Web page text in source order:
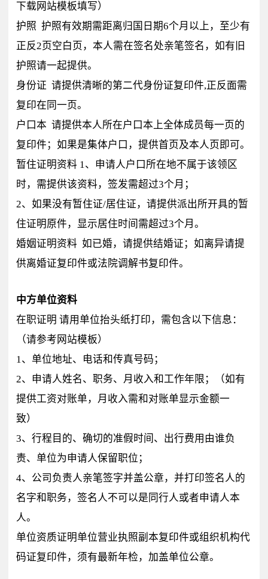
下载网站模板填写）
护照 护照有效期需距离归国日期6个月以上，至少有
正反2页空白页，本人需在签名处亲笔签名，如有旧
护照请一起提供。
身份证 请提供清晰的第二代身份证复印件,正反面需
复印在同一页。
户口本 请提供本人所在户口本上全体成员每一页的
复印件；如果是集体户口，提供首页及本人页即可。
暂住证明资料 1、申请人户口所在地不属于该领区
时，需提供该资料，签发需超过3个月；
2、如果没有暂住证/居住证，请提供派出所开具的暂
住证明原件，显示居住时间需超过3个月。
婚姻证明资料 如已婚，请提供结婚证；如离异请提
供离婚证复印件或法院调解书复印件。
中方单位资料
在职证明 请用单位抬头纸打印，需包含以下信息：
（请参考网站模板）
1、单位地址、电话和传真号码；
2、申请人姓名、职务、月收入和工作年限；（如有
提供工资对账单，月收入需和对账单显示金额一
致）
3、行程目的、确切的准假时间、出行费用由谁负
责、单位为申请人保留职位；
4、公司负责人亲笔签字并盖公章，并打印签名人的
名字和职务，签名人不可以是同行人或者申请人本
人。
单位资质证明单位营业执照副本复印件或组织机构代
码证复印件，须有最新年检，加盖单位公章。